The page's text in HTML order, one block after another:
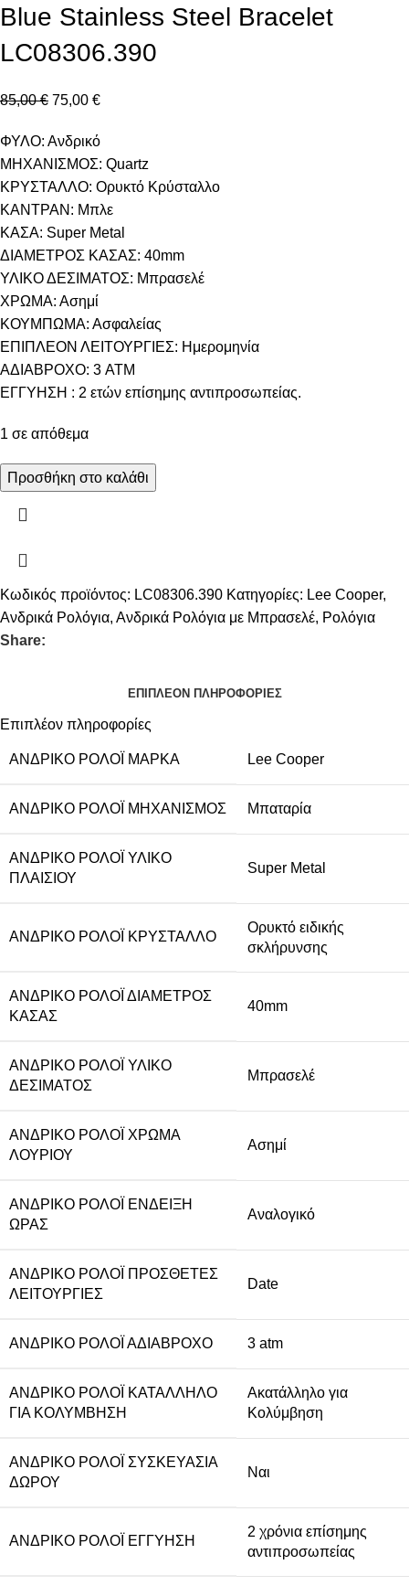
Blue Stainless Steel Bracelet
LC08306.390
85,00€ 75,00 €
ΦΥΛΟ: Ανδρικό
ΜΗΧΑΝΙΣΜΟΣ: Quartz
ΚΡΥΣΤΑΛΛΟ: Ορυκτό Κρύσταλλο
ΚΑΝΤΡΑΝ: Μπλε
ΚΑΣΑ: Super Metal
ΔΙΑΜΕΤΡΟΣ ΚΑΣΑΣ: 40mm
ΥΛΙΚΟ ΔΕΣΙΜΑΤΟΣ: Μπρασελέ
ΧΡΩΜΑ: Ασημί
ΚΟΥΜΠΩΜΑ: Ασφαλείας
ΕΠΙΠΛΕΟΝ ΛΕΙΤΟΥΡΓΙΕΣ: Ημερομηνία
ΑΔΙΑΒΡΟΧΟ: 3 ATM
ΕΓΓΥΗΣΗ : 2 ετών επίσημης αντιπροσωπείας.
1 σε απόθεμα
Προσθήκη στο καλάθι
Κωδικός προϊόντος: LC08306.390 Κατηγορίες: Lee Cooper,
Ανδρικά Ρολόγια, Ανδρικά Ρολόγια με Μπρασελέ, Ρολόγια
Share:
ΕΠΙΠΛΈΟΝ ΠΛΗΡΟΦΟΡΊΕΣ
Επιπλέον πληροφορίες
ΑΝΔΡΙΚΌ ΡΟΛΌΙ ΜΆΡΚΑ Lee Cooper
ΑΝΔΡΙΚΌ ΡΟΛΌΙ ΜΗΧΑΝΙΣΜΌΣ Μπαταρία
ΑΝΔΡΙΚΌ ΡΟΛΌΙ ΥΛΙΚΌ
ΠΛΑΙΣΊΟΥ
Super Metal
ΑΝΔΡΙΚΌ ΡΟΛΌΙ ΚΡΎΣΤΑΛΛΟ
Ορυκτό ειδικής
σκλήρυνσης
ΑΝΔΡΙΚΌ ΡΟΛΌΙ ΔΙΆΜΕΤΡΟΣ
ΚΆΣΑΣ
40mm
ΑΝΔΡΙΚΌ ΡΟΛΌΙ ΥΛΙΚΌ
ΔΈΣΙΜΑΤΟΣ
Μπρασελέ
ΑΝΔΡΙΚΌ ΡΟΛΌΙ ΧΡΏΜΑ
ΛΟΥΡΙΟΎ
Ασημί
ΑΝΔΡΙΚΌ ΡΟΛΌΙ ΈΝΔΕΙΞΗ
ΏΡΑΣ
Αναλογικό
ΑΝΔΡΙΚΌ ΡΟΛΌΙ ΠΡΌΣΘΕΤΕΣ
ΛΕΙΤΟΥΡΓΊΕΣ
Date
ΑΝΔΡΙΚΌ ΡΟΛΌΙ ΑΔΙΆΒΡΟΧΟ 3 atm
ΑΝΔΡΙΚΌ ΡΟΛΌΙ ΚΑΤΆΛΛΗΛΟ
ΓΙΑ ΚΟΛΎΜΒΗΣΗ
Ακατάλληλο για
Κολύμβηση
ΑΝΔΡΙΚΌ ΡΟΛΌΙ ΣΥΣΚΕΥΑΣΊΑ
ΔΏΡΟΥ
Ναι
ΑΝΔΡΙΚΌ ΡΟΛΌΙ ΕΓΓΎΗΣΗ
2 χρόνια επίσημης
αντιπροσωπείας